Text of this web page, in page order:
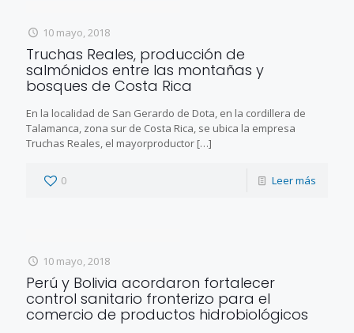
10 mayo, 2018
Truchas Reales, producción de
salmónidos entre las montañas y
bosques de Costa Rica
En la localidad de San Gerardo de Dota, en la cordillera de
Talamanca, zona sur de Costa Rica, se ubica la empresa
Truchas Reales, el mayorproductor […]
0 Leer más
10 mayo, 2018
Perú y Bolivia acordaron fortalecer
control sanitario fronterizo para el
comercio de productos hidrobiológicos